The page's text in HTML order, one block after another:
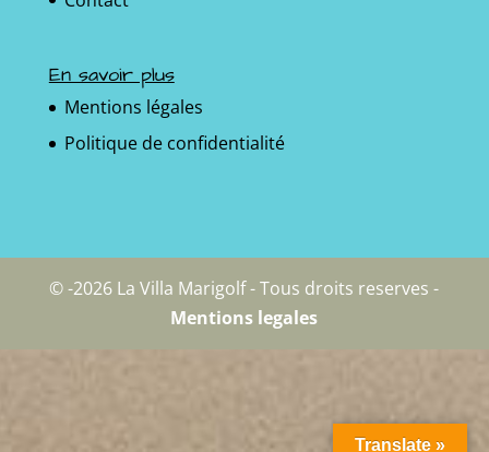
En savoir plus
Mentions légales
Politique de confidentialité
© -2026 La Villa Marigolf - Tous droits reserves -
Mentions legales
Translate »